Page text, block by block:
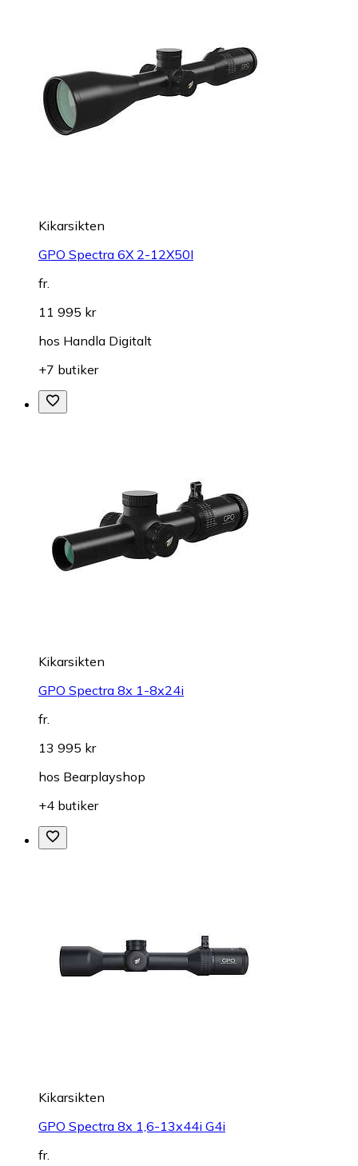
Kikarsikten
GPO Spectra 6X 2-12X50I
fr.
11 995 kr
hos Handla Digitalt
+7 butiker
Kikarsikten
GPO Spectra 8x 1-8x24i
fr.
13 995 kr
hos Bearplayshop
+4 butiker
Kikarsikten
GPO Spectra 8x 1,6-13x44i G4i
fr.